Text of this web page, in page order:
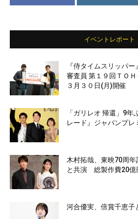
イベントレポート
『侍タイムスリッパ
審査員 第１９回ＴＯ
３月３０日(月)開催
「ガリレオ 帰還」9
レード』ジャパンプレ
木村拓哉、東映70周
と共演 総製作費20億
河合優実、倍賞千恵子